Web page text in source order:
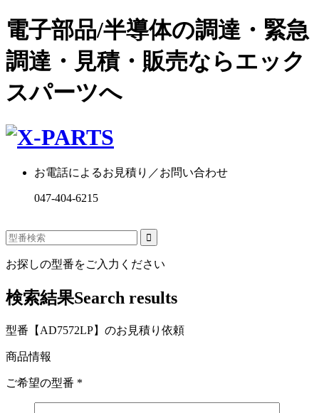
電子部品/半導体の調達・緊急
調達・見積・販売ならエック
スパーツへ
お電話によるお見積り／お問い合わせ
047-404-6215
お探しの型番をご入力ください
検索結果Search results
型番【AD7572LP】のお見積り依頼
商品情報
ご希望の型番 *